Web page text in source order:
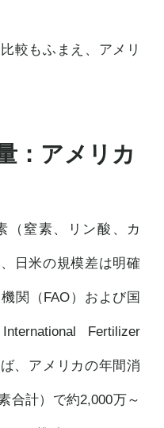
較もふまえ、アメリ
：アメリカ
窒素、リン酸、カ
日米の規模差は明確
関（FAO）および国
Fertilizer
、アメリカの年間消
合計）で約2,000万～